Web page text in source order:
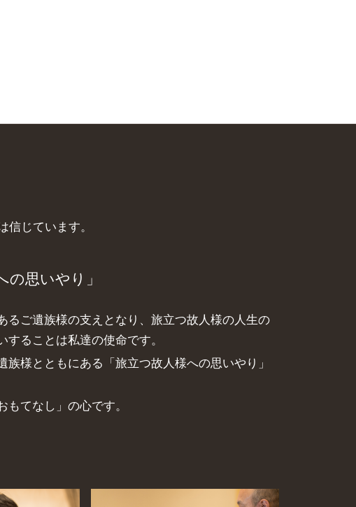
じています。
の思いやり」
るご遺族様の支えとなり、旅立つ故人様の人生の
ることは私達の使命です。
様とともにある「旅立つ故人様への思いやり」
もてなし」の心です。